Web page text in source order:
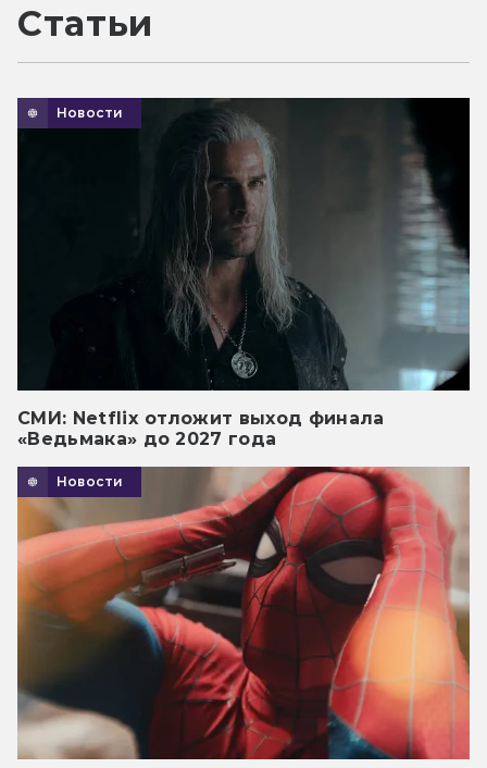
Статьи
Новости
СМИ: Netflix отложит выход финала
«Ведьмака» до 2027 года
Новости